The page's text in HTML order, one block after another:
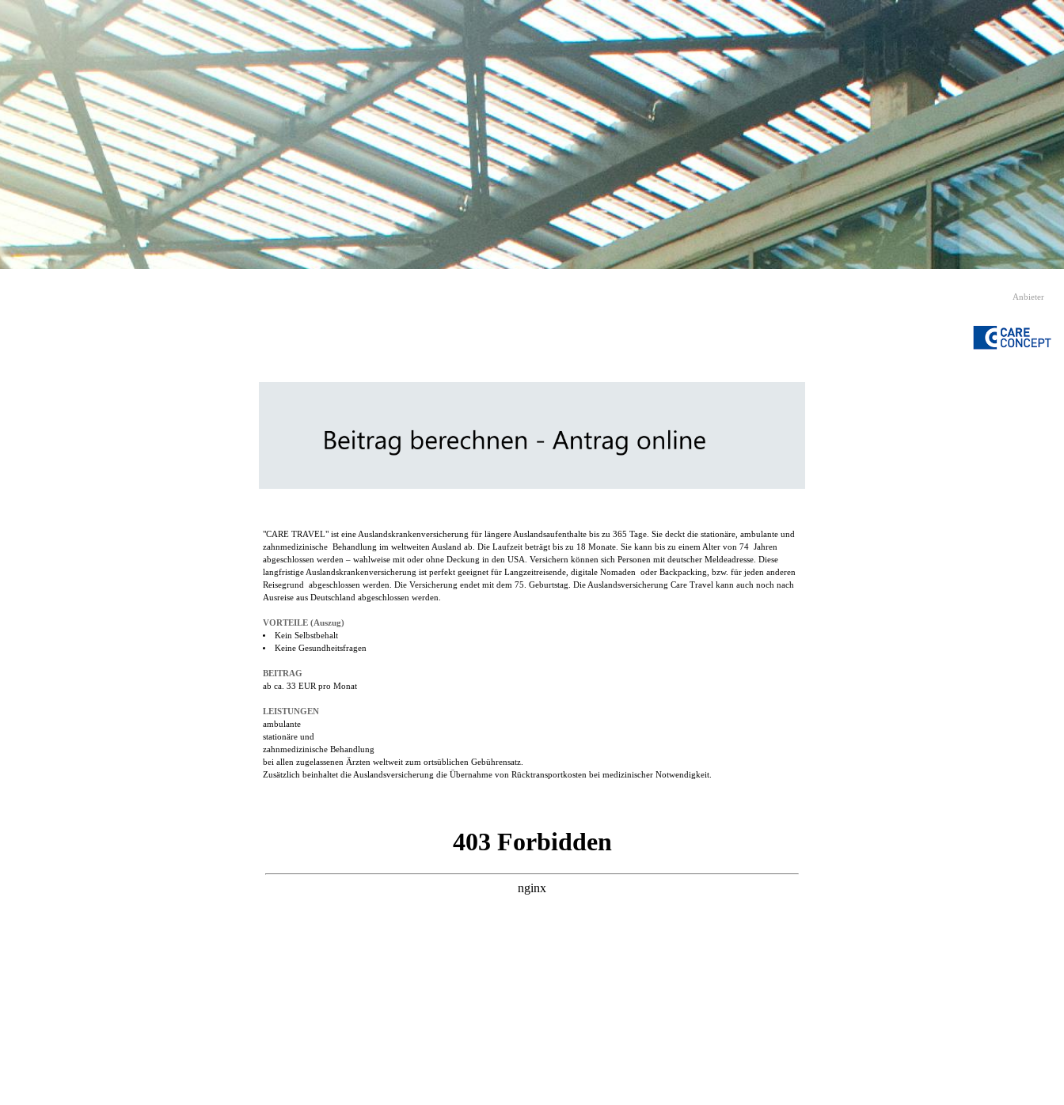
Direkt zum Seiteninhalt
Anbieter
"CARE TRAVEL" ist eine Auslandskrankenversicherung für längere Auslandsaufenthalte bis zu 365 Tage. Sie deckt die stationäre, ambulante und
zahnmedizinische Behandlung im weltweiten Ausland ab. Die Laufzeit beträgt bis zu 18 Monate. Sie kann bis zu einem Alter von 74 Jahren
abgeschlossen werden – wahlweise mit oder ohne Deckung in den USA. Versichern können sich Personen mit deutscher Meldeadresse. Diese
langfristige Auslandskrankenversicherung ist perfekt geeignet für Langzeitreisende, digitale Nomaden oder Backpacking, bzw. für jeden anderen
Reisegrund abgeschlossen werden. Die Versicherung endet mit dem 75. Geburtstag. Die Auslandsversicherung Care Travel kann auch noch nach
Ausreise aus Deutschland abgeschlossen werden.
VORTEILE (Auszug)
Kein Selbstbehalt
Keine Gesundheitsfragen
BEITRAG
ab ca. 33 EUR pro Monat
LEISTUNGEN
ambulante
stationäre und
zahnmedizinische Behandlung
bei allen zugelassenen Ärzten weltweit zum ortsüblichen Gebührensatz.
Zusätzlich beinhaltet die Auslandsversicherung die Übernahme von Rücktransportkosten bei medizinischer Notwendigkeit.